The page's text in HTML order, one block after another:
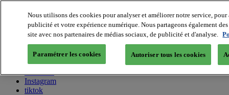
About us
Twitter
Facebook
Youtube
Instagram
tiktok
Nous utilisons des cookies pour analyser et améliorer notre service,
publicité et votre expérience numérique. Nous partageons également
site avec nos partenaires de médias sociaux, de publicité et d'analyse.
Paramétrer les cookies Autoriser tous les cookies